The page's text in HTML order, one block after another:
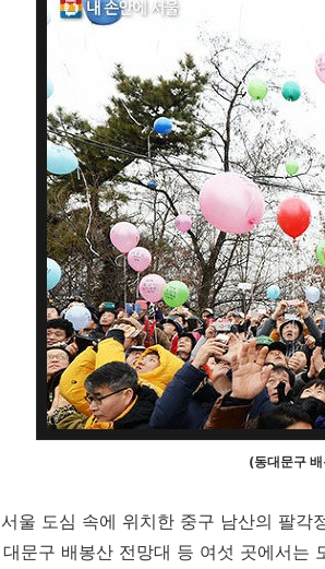
(동대문구
서울 도심 속에 위치한 중구 남산의 팔각
대문구 배봉산 전망대 등 여섯 곳에서는